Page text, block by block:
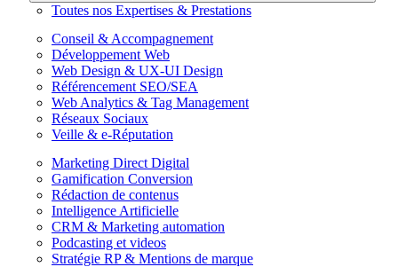
Toutes nos Expertises & Prestations
Conseil & Accompagnement
Développement Web
Web Design & UX-UI Design
Référencement SEO/SEA
Web Analytics & Tag Management
Réseaux Sociaux
Veille & e-Réputation
Marketing Direct Digital
Gamification Conversion
Rédaction de contenus
Intelligence Artificielle
CRM & Marketing automation
Podcasting et videos
Stratégie RP & Mentions de marque